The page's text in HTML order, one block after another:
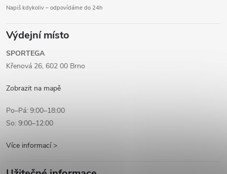
Napiš kdykoliv – odpovídáme do 24h
Výdejní místo
SPORTEGA
Křenová 26, 602 00 Brno
Zobrazit na mapě
Po–Pá: 9:00–18:00
So: 9:00–12:00
Více informací >